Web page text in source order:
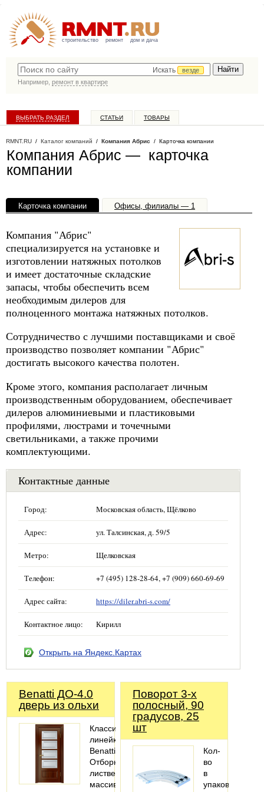
строительство ремонт дом и дача
Искать
везде
Например, ремонт в квартире
ВЫБРАТЬ РАЗДЕЛ СТАТЬИ ТОВАРЫ
RMNT.RU / Каталог компаний / Компания Абрис / Карточка компании
Компания Абрис — карточка
компании
Карточка компании Офисы, филиалы — 1
Компания "Абрис"
специализируется на установке и
изготовлении натяжных потолков
и имеет достаточные складские
запасы, чтобы обеспечить всем
необходимым дилеров для
полноценного монтажа натяжных потолков.
Сотрудничество с лучшими поставщиками и своё
производство позволяет компании "Абрис"
достигать высокого качества полотен.
Кроме этого, компания располагает личным
производственным оборудованием, обеспечивает
дилеров алюминиевыми и пластиковыми
профилями, люстрами и точечными
светильниками, а также прочими
комплектующими.
Контактные данные
Город: Московская область, Щёлково
Адрес: ул. Талсинская, д. 59/5
Метро: Щелковская
Телефон: +7 (495) 128-28-64, +7 (909) 660-69-69
Адрес сайта: https://diler.abri-s.com/
Контактное лицо: Кирилл
Открыть на Яндекс.Картах
Benatti ДО-4.0
дверь из ольхи
Классическая
линейка
Benatti
Отборный
лиственный
массив
Поворот 3-х
полосный, 90
градусов, 25
шт
Кол-
во
в
упаковке: